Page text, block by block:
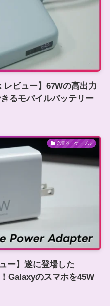
レビュー】67Wの高出力
るモバイルバッテリー
充電器・ケーブル
ー】遂に登場した
Galaxyのスマホを45W